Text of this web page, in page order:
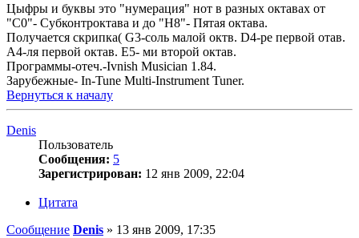
Цыфры и буквы это "нумерация" нот в разных октавах от
"C0"- Субконтроктава и до "H8"- Пятая октава.
Получается скрипка( G3-соль малой октв. D4-ре первой отав.
A4-ля первой октав. E5- ми второй октав.
Программы-отеч.-Ivnish Musician 1.84.
Зарубежные- In-Tune Multi-Instrument Tuner.
Вернуться к началу
Denis
Пользователь
Сообщения: 5
Зарегистрирован: 12 янв 2009, 22:04
Цитата
Сообщение Denis » 13 янв 2009, 17:35